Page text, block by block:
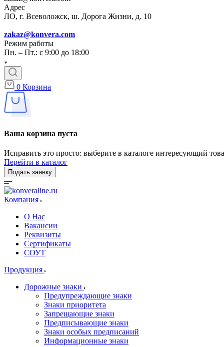
Адрес
ЛО, г. Всеволожск, ш. Дорога Жизни, д. 10
zakaz@konvera.com
Режим работы
Пн. – Пт.: с 9:00 до 18:00
0 Корзина
Ваша корзина пуста
Исправить это просто: выберите в каталоге интересующий
Перейти в каталог
Подать заявку
Компания
О Нас
Вакансии
Реквизиты
Сертификаты
СОУТ
Продукция
Дорожные знаки
Предупреждающие знаки
Знаки приоритета
Запрещающие знаки
Предписывающие знаки
Знаки особых предписаний
Информационные знаки